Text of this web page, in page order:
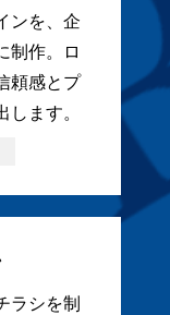
ンを、企
制作。ロ
頼感とプ
ます。
ラシを制